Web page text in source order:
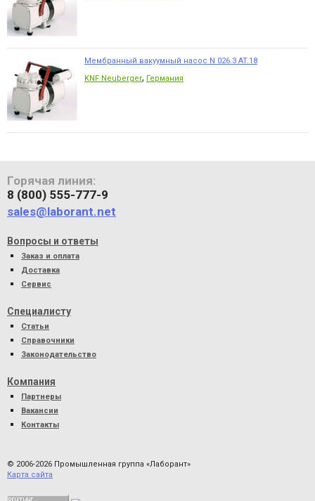
Мембранный вакуумный насос N 026.3 AT.18
KNF Neuberger, Германия
Горячая линия:
8 (800) 555-777-9
sales@laborant.net
Вопросы и ответы
Заказ и оплата
Доставка
Сервис
Специалисту
Статьи
Справочники
Законодательство
Компания
Партнеры
Вакансии
Контакты
© 2006-2026 Промышленная группа «Лаборант»
Карта сайта